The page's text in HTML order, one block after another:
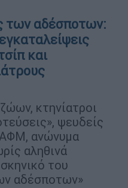
των αδέσποτων:
και
κτηνίατροι
ψευδείς
ανώνυμα
αληθινά
του
αδέσποτων»